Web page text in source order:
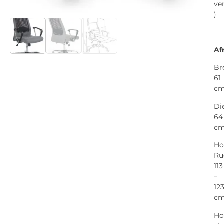
)
61
64
113
–
123